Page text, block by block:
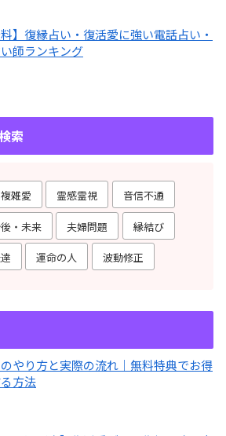
料】復縁占い・復活愛に強い電話占い・
師ランキング
索
複雑愛 霊感霊視 音信不通
・未来 夫婦問題 縁結び
運命の人 波動修正
やり方と実際の流れ｜無料特典でお得
方法